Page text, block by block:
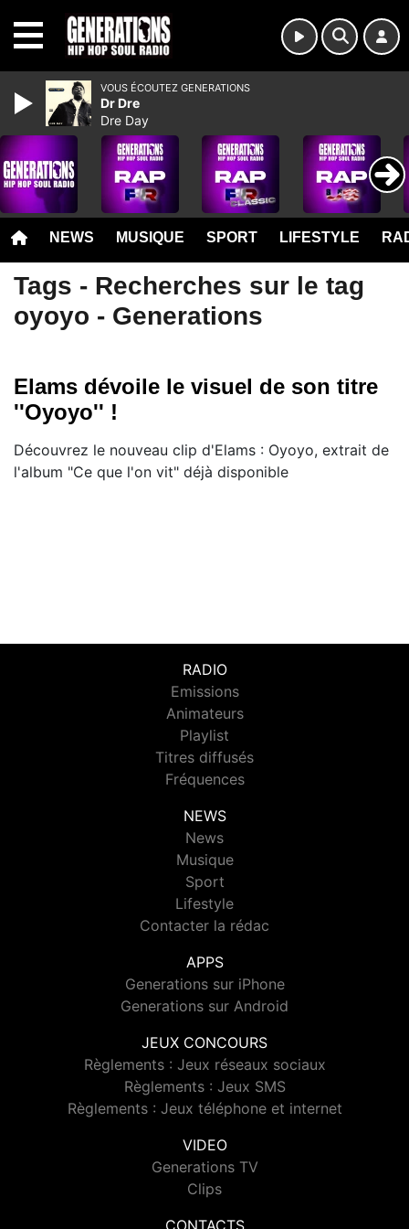
NEWS MUSIQUE SPORT LIFESTYLE
Tags - Recherches sur le tag
oyoyo - Generations
Elams dévoile le visuel de son titre
''Oyoyo'' !
Découvrez le nouveau clip d'Elams : Oyoyo, extrait de
l'album "Ce que l'on vit" déjà disponible
RADIO
Emissions
Animateurs
Playlist
Titres diffusés
Fréquences
NEWS
News
Musique
Sport
Lifestyle
Contacter la rédac
APPS
Generations sur iPhone
Generations sur Android
JEUX CONCOURS
Règlements : Jeux réseaux sociaux
Règlements : Jeux SMS
Règlements : Jeux téléphone et internet
VIDEO
Generations TV
Clips
VOUS ÉCOUTEZ GENERATIONS
Dr Dre
Dre Day